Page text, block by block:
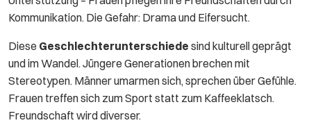
Kommunikation. Die Gefahr: Drama und Eifersucht.
Diese Geschlechterunterschiede sind kulturell geprägt
und im Wandel. Jüngere Generationen brechen mit
Stereotypen. Männer umarmen sich, sprechen über Gefühle.
Frauen treffen sich zum Sport statt zum Kaffeeklatsch.
Freundschaft wird diverser.